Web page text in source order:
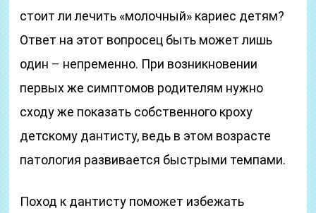
стоит ли лечить «молочный» кариес детям?
Ответ на этот вопросец быть может лишь
один – непременно. При возникновении
первых же симптомов родителям нужно
сходу же показать собственного кроху
детскому дантисту, ведь в этом возрасте
патология развивается быстрыми темпами.
Поход к дантисту поможет избежать